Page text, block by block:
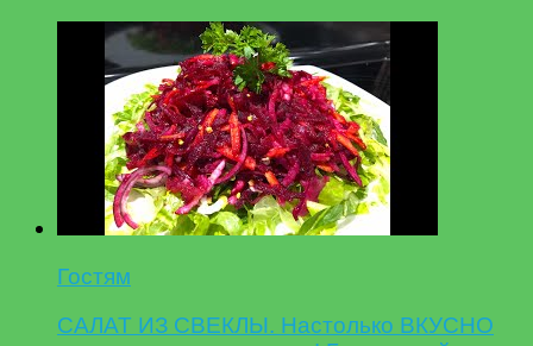
Гостям
САЛАТ ИЗ СВЕКЛЫ. Настолько ВКУСНО